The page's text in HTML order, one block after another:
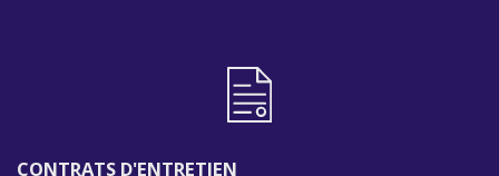
CONTRATS D'ENTRETIEN